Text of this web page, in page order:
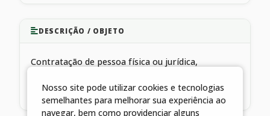
DESCRIÇÃO / OBJETO
Contratação de pessoa física ou jurídica,
complementares de assistência à saúde
Nosso site pode utilizar cookies e tecnologias
semelhantes para melhorar sua experiência ao
navegar, bem como providenciar alguns